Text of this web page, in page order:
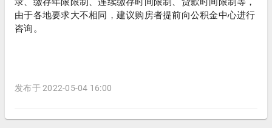
由于各地要求大不相同，建议购房者提前向公积金中心进行
咨询。
发布于 2022-05-04 16:00